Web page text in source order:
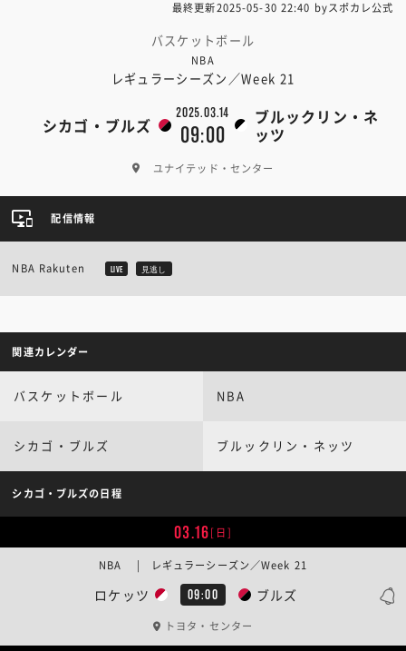
最終更新2025-05-30 22:40 byスポカレ公式
バスケットボール
NBA
レギュラーシーズン／Week 21
シカゴ・ブルズ
2025.03.14
09:00
ブルックリン・ネ
ッツ
ユナイテッド・センター
配信情報
NBA Rakuten LIVE 見逃し
関連カレンダー
バスケットボール NBA
シカゴ・ブルズ ブルックリン・ネッツ
シカゴ・ブルズの日程
03.16[日]
ロケッツ 09:00 ブルズ
NBA | レギュラーシーズン／Week 21
トヨタ・センター